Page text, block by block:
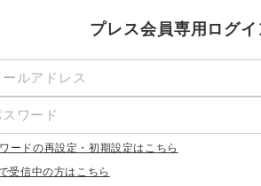
プレス会員専用ログイ
ードの再設定・初期設定はこちら
受信中の方はこちら